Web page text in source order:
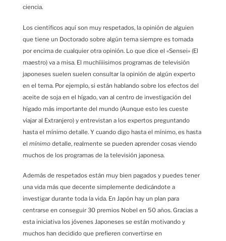
ciencia.
Los científicos aquí son muy respetados, la opinión de alguien
que tiene un Doctorado sobre algún tema siempre es tomada
por encima de cualquier otra opinión. Lo que dice el «Sensei» (El
maestro) va a misa. El muchíiiisimos programas de televisión
japoneses suelen suelen consultar la opinión de algún experto
en el tema. Por ejemplo, si están hablando sobre los efectos del
aceite de soja en el hígado, van al centro de investigación del
hígado más importante del mundo (Aunque esto les cueste
viajar al Extranjero) y entrevistan a los expertos preguntando
hasta el mínimo detalle. Y cuando digo hasta el mínimo, es hasta
el mínimo detalle, realmente se pueden aprender cosas viendo
muchos de los programas de la televisión japonesa.
Además de respetados están muy bien pagados y puedes tener
una vida más que decente simplemente dedicándote a
investigar durante toda la vida. En Japón hay un plan para
centrarse en conseguir 30 premios Nobel en 50 años. Gracias a
esta iniciativa los jóvenes Japoneses se están motivando y
muchos han decidido que prefieren convertirse en